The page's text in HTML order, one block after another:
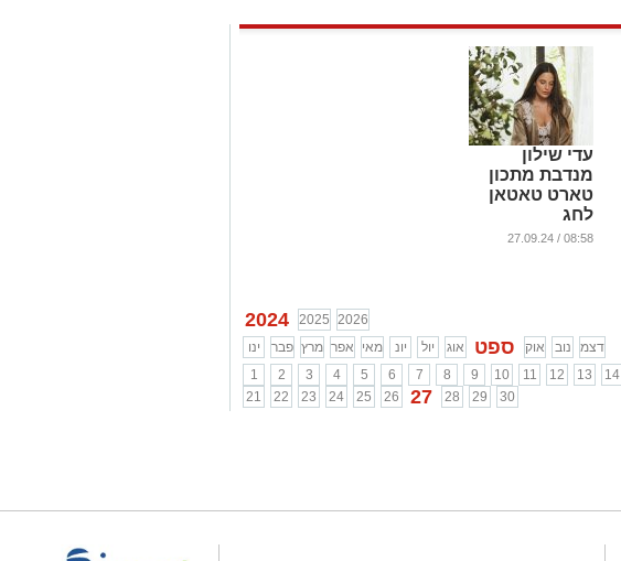
עדי שילון
מנדבת מתכון
טארט טאטאן
לחג
...
08:58 / 27.09.24
2024 2025 2026
ינו
פבר מרץ אפר מאי יונ יול אוג ספט אוק נוב
דצמ
1
2 3 4 5 6 7 8 9 10 11 12 13 14
21
22 23 24 25 26 27 28 29 30